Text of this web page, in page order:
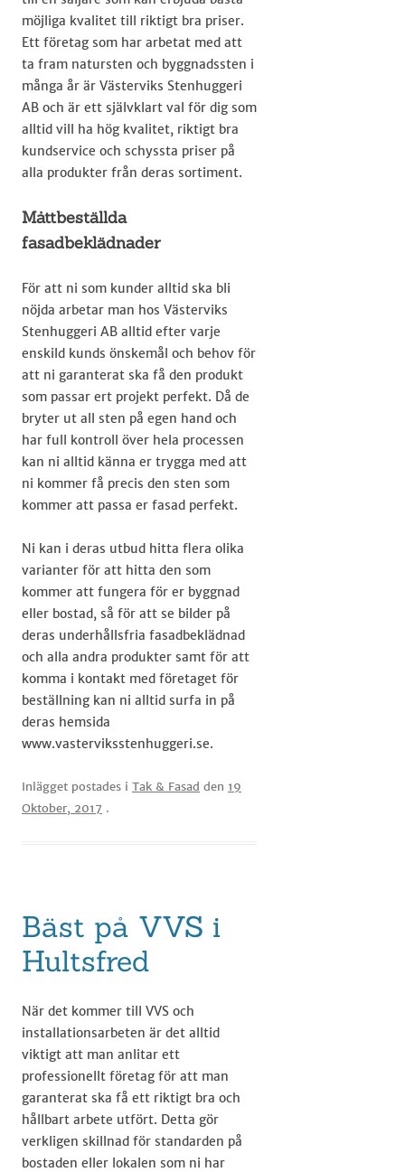
möjliga kvalitet till riktigt bra priser.
Ett företag som har arbetat med att
ta fram natursten och byggnadssten i
många år är Västerviks Stenhuggeri
AB och är ett självklart val för dig som
alltid vill ha hög kvalitet, riktigt bra
kundservice och schyssta priser på
alla produkter från deras sortiment.​
Måttbeställda
fasadbeklädnader
För att ni som kunder alltid ska bli
nöjda arbetar man hos Västerviks
Stenhuggeri AB alltid efter varje
enskild kunds önskemål och behov för
att ni garanterat ska få den produkt
som passar ert projekt perfekt. Då de
bryter ut all sten på egen hand och
har full kontroll över hela processen
kan ni alltid känna er trygga med att
ni kommer få precis den sten som
kommer att passa er fasad perfekt.
Ni kan i deras utbud hitta flera olika
varianter för att hitta den som
kommer att fungera för er byggnad
eller bostad, så för att se bilder på
deras underhållsfria fasadbeklädnad
och alla andra produkter samt för att
komma i kontakt med företaget för
beställning kan ni alltid surfa in på
deras hemsida
www.vasterviksstenhuggeri.se.​
Inlägget postades i Tak & Fasad den 19
Oktober, 2017 .
Bäst på VVS i
Hultsfred
När det kommer till VVS och
installationsarbeten är det alltid
viktigt att man anlitar ett
professionellt företag för att man
garanterat ska få ett riktigt bra och
hållbart arbete utfört. Detta gör
verkligen skillnad för standarden på
bostaden eller lokalen som ni har